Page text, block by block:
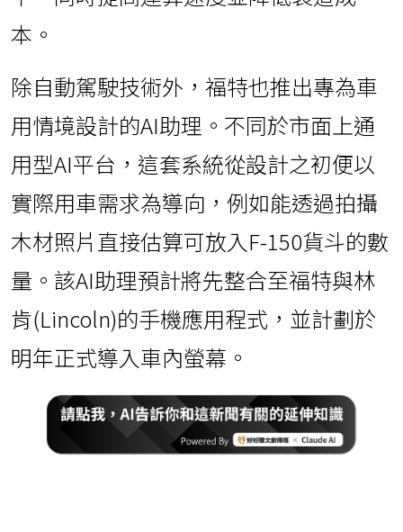
本。
除自動駕駛技術外，福特也推出專為車
用情境設計的AI助理。不同於市面上通
用型AI平台，這套系統從設計之初便以
實際用車需求為導向，例如能透過拍攝
木材照片直接估算可放入F-150貨斗的數
量。該AI助理預計將先整合至福特與林
肯(Lincoln)的手機應用程式，並計劃於
明年正式導入車內螢幕。